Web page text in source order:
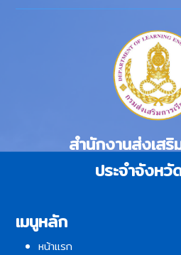
สำนักงานส่งเสริ
ประจำจังห
เมนูหลัก
หน้าแรก